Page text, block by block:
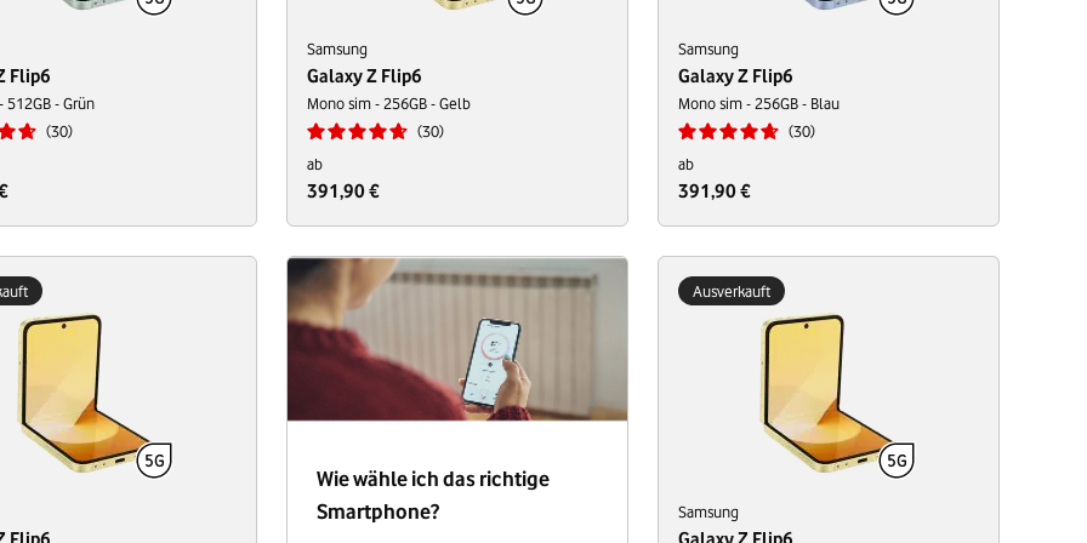
Flip6
512GB - Grün
30
Samsung
Galaxy Z Flip6
Mono sim - 256GB - Gelb
30
ab
391,90 €
Samsung
Galaxy Z Flip6
Mono sim - 256GB - Blau
30
ab
391,90 €
Wie wähle ich das richtige
Smartphone?
Ausverkauft
Samsung